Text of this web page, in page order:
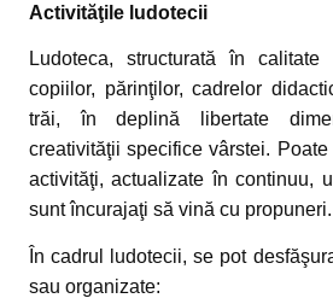
Activităţile ludotecii
Ludoteca, structurată în
copiilor, părinţilor, cadrelor
trăi, în deplină libertate
creativităţii specifice vârstei.
activităţi, actualizate în continuu,
sunt încurajaţi să vină cu propuneri.
În cadrul ludotecii, se pot
sau organizate: